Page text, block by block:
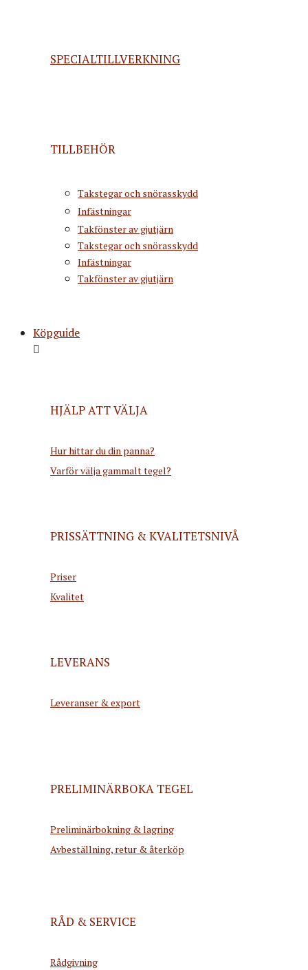
SPECIALTILLVERKNING
TILLBEHÖR
Takstegar och snörasskydd
Infästningar
Takfönster av gjutjärn
Takstegar och snörasskydd
Infästningar
Takfönster av gjutjärn
Köpguide
HJÄLP ATT VÄLJA
Hur hittar du din panna?
Varför välja gammalt tegel?
PRISSÄTTNING & KVALITETSNIVÅ
Priser
Kvalitet
LEVERANS
Leveranser & export
PRELIMINÄRBOKA TEGEL
Preliminärbokning & lagring
Avbeställning, retur & återköp
RÅD & SERVICE
Rådgivning